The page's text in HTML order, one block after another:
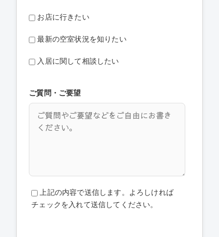
お店に行きたい
最新の空室状況を知りたい
入居に関して相談したい
ご質問・ご要望
上記の内容で送信します。よろしければ
チェックを入れて送信してください。